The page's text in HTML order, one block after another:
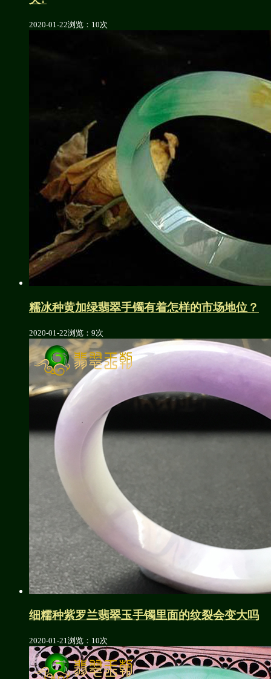
2020-01-22浏览：10次
糯冰种黄加绿翡翠手镯有着怎样的市场地位？
2020-01-22浏览：9次
细糯种紫罗兰翡翠玉手镯里面的纹裂会变大吗
2020-01-21浏览：10次